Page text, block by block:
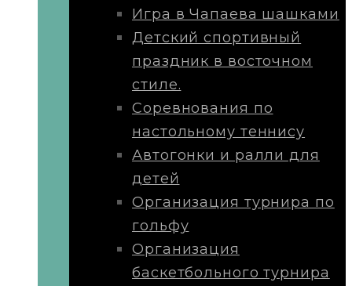
Игра в Чапаева шашками
Детский спортивный
праздник в восточном
стиле.
Соревнования по
настольному теннису
Автогонки и ралли для
детей
Организация турнира по
гольфу
Организация
баскетбольного турнира